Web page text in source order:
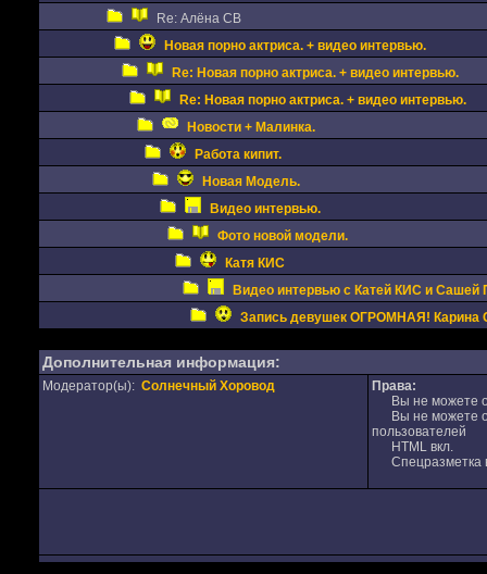
Re: Алёна СВ
Новая порно актриса. + видео интервью.
Re: Новая порно актриса. + видео интервью.
Re: Новая порно актриса. + видео интервью.
Новости + Малинка.
Работа кипит.
Новая Модель.
Видео интервью.
Фото новой модели.
Катя КИС
Видео интервью с Катей КИС и Сашей
Запись девушек ОГРОМНАЯ! Карина
Дополнительная информация:
Модератор(ы): Солнечный Хоровод
Права:
Вы не можете
Вы не можете
пользователей
HTML вкл.
Спецразметка